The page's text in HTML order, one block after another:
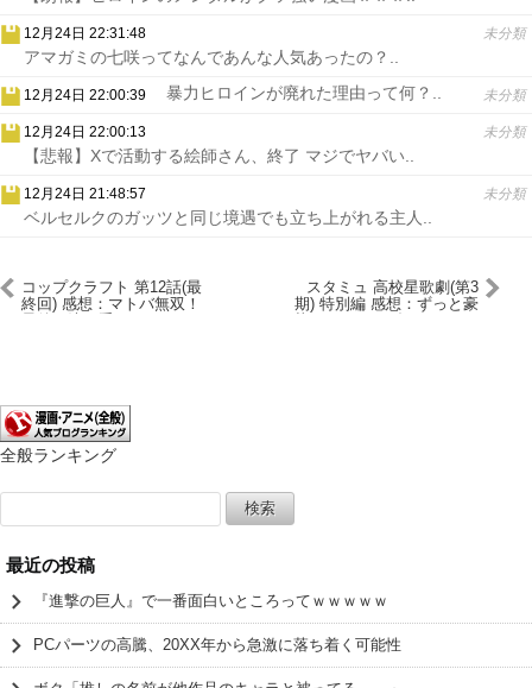
12月24日 22:31:48 未分類
アマガミの七咲ってなんであんな人気あったの？..
12月24日 22:00:39 未分類
暴力ヒロインが廃れた理由って何？..
12月24日 22:00:13 未分類
【悲報】Xで活動する絵師さん、終了 マジでヤバい..
12月24日 21:48:57 未分類
ベルセルクのガッツと同じ境遇でも立ち上がれる主人..
コップクラフト 第12話(最
終回) 感想：マトバ無双！
スタミュ 高校星歌劇(第3
期) 特別編 感想：ずっと豪
全般ランキング
索:
最近の投稿
『進撃の巨人』で一番面白いところってｗｗｗｗｗ
PCパーツの高騰、20XX年から急激に落ち着く可能性